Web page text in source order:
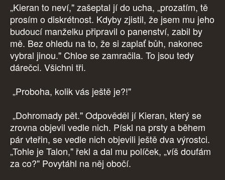
„Kieran to neví," zašeptal jí do ucha, „prozatím, tě
prosím o diskrétnost. Kdyby zjistil, že jsem mu jeho
budoucí manželku připravil o panenství, zabil by
mě. Bez ohledu na to, že si zaplať bůh, nakonec
vybral jinou." Chloe se zamračila. To jsou tedy
dárečci. Všichni tři.
„Proboha, kolik vás ještě je?!"
„Dohromady pět." Odpověděl jí Kieran, který se
zrovna objevil vedle nich. Pískl na prsty a během
pár vteřin, se vedle nich objevili ještě dva výrostci.
„Tohle je Talon," řekl a dal mu políček, „víš doufám
za co?" Povytáhl na něj obočí.